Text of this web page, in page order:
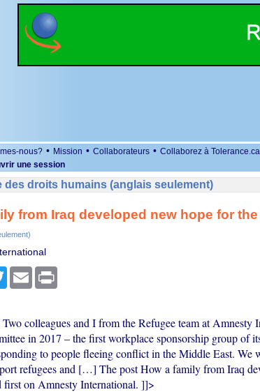
nous? • Mission • Collaborateurs • Collaborez à
une session
des droits humains (anglais seulement)
from Iraq developed new hope for
TwitterEmail Print
colleagues and I from the Refugee team at Amnesty
in 2017 – the first workplace sponsorship group of
to people fleeing conflict in the Middle East. We
refugees and […] The post How a family from Iraq
first on Amnesty International. ]]>